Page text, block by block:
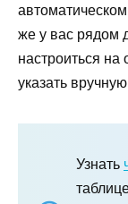
же у вас рядом
настроиться на
указать вручную
Узнать